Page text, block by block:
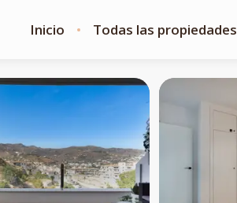
Inicio Todas las propiedades